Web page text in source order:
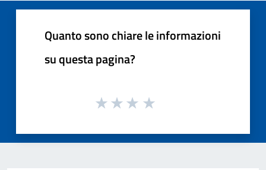
Quanto sono chiare le informazioni
su questa pagina?